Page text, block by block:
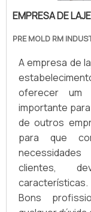
EMPRESA DE
PRE MOLD RM
A empresa de
oferecer um
importante
de outros
para que
clientes,
Bons